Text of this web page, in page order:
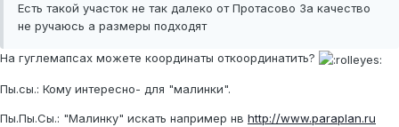
Есть такой участок не так далеко от Протасово За качество
не ручаюсь а размеры подходят
На гуглемапсах можете координаты откоординатить?
Пы.сы.: Кому интересно- для "малинки".
Пы.Пы.Сы.: "Малинку" искать например нв http://www.paraplan.ru